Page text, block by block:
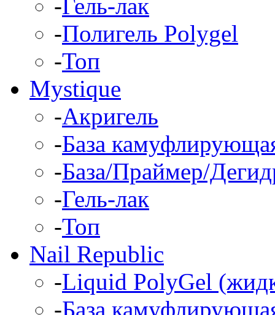
-Гель-лак
-Полигель Polygel
-Топ
Mystique
-Акригель
-База
-База/Праймер/
-Гель-лак
-Топ
Nail Republic
-Liquid PolyGel
-База